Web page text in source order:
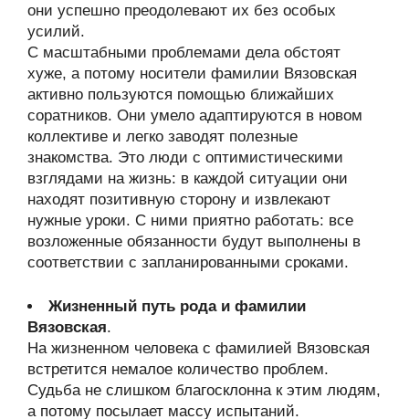
они успешно преодолевают их без особых
усилий.
С масштабными проблемами дела обстоят
хуже, а потому носители фамилии Вязовская
активно пользуются помощью ближайших
соратников. Они умело адаптируются в новом
коллективе и легко заводят полезные
знакомства. Это люди с оптимистическими
взглядами на жизнь: в каждой ситуации они
находят позитивную сторону и извлекают
нужные уроки. С ними приятно работать: все
возложенные обязанности будут выполнены в
соответствии с запланированными сроками.
Жизненный путь рода и фамилии
Вязовская.
На жизненном человека с фамилией Вязовская
встретится немалое количество проблем.
Судьба не слишком благосклонна к этим людям,
а потому посылает массу испытаний.